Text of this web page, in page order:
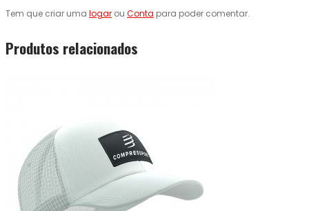
Tem que criar uma logar ou Conta para poder comentar.
Produtos relacionados